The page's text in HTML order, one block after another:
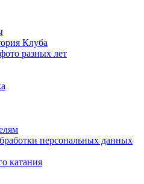
Клуба
разных лет
персональных данных
катания